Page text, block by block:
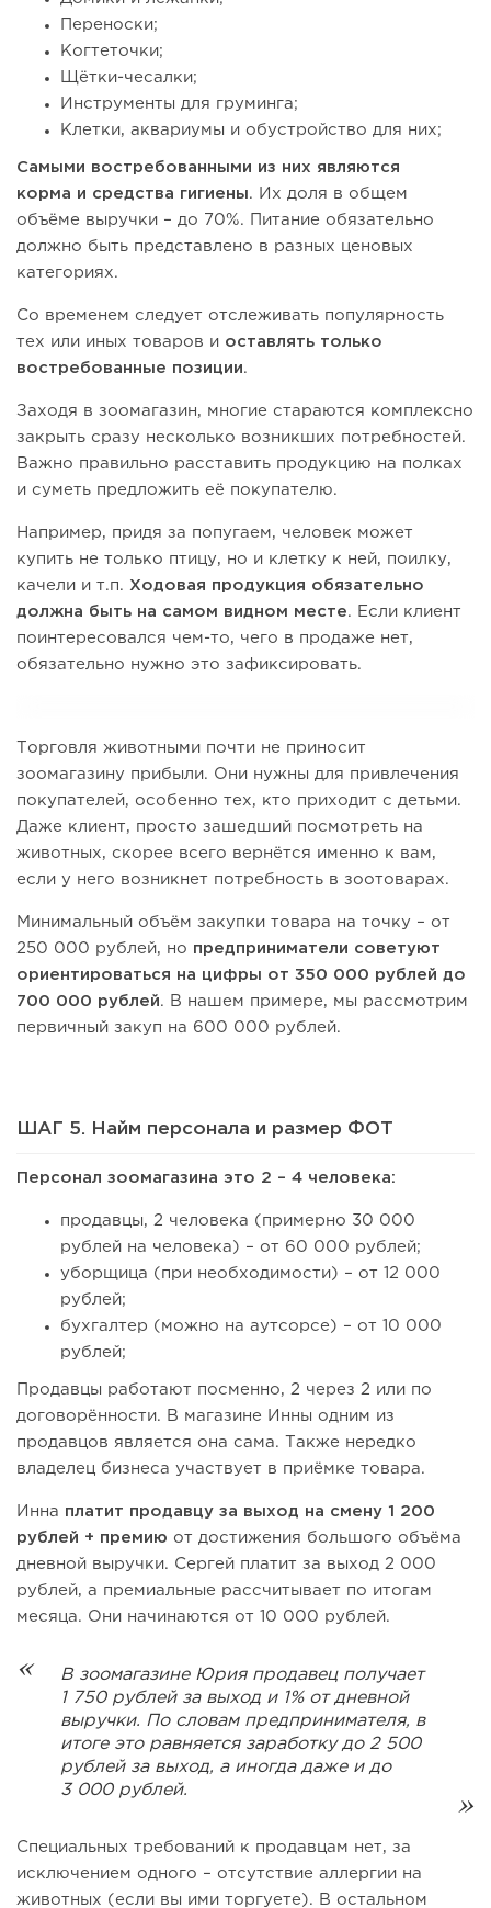
Переноски;
Когтеточки;
Щётки-чесалки;
Инструменты для груминга;
Клетки, аквариумы и обустройство для них;
Самыми востребованными из них являются
корма и средства гигиены. Их доля в общем
объёме выручки – до 70%. Питание обязательно
должно быть представлено в разных ценовых
категориях.
Со временем следует отслеживать популярность
тех или иных товаров и оставлять только
востребованные позиции.
Заходя в зоомагазин, многие стараются комплексно
закрыть сразу несколько возникших потребностей.
Важно правильно расставить продукцию на полках
и суметь предложить её покупателю.
Например, придя за попугаем, человек может
купить не только птицу, но и клетку к ней, поилку,
качели и т.п. Ходовая продукция обязательно
должна быть на самом видном месте. Если клиент
поинтересовался чем-то, чего в продаже нет,
обязательно нужно это зафиксировать.
Торговля животными почти не приносит
зоомагазину прибыли. Они нужны для привлечения
покупателей, особенно тех, кто приходит с детьми.
Даже клиент, просто зашедший посмотреть на
животных, скорее всего вернётся именно к вам,
если у него возникнет потребность в зоотоварах.
Минимальный объём закупки товара на точку – от
250 000 рублей, но предприниматели советуют
ориентироваться на цифры от 350 000 рублей до
700 000 рублей. В нашем примере, мы рассмотрим
первичный закуп на 600 000 рублей.
ШАГ 5. Найм персонала и размер ФОТ
Персонал зоомагазина это 2 – 4 человека:
продавцы, 2 человека (примерно 30 000
рублей на человека) – от 60 000 рублей;
уборщица (при необходимости) – от 12 000
рублей;
бухгалтер (можно на аутсорсе) – от 10 000
рублей;
Продавцы работают посменно, 2 через 2 или по
договорённости. В магазине Инны одним из
продавцов является она сама. Также нередко
владелец бизнеса участвует в приёмке товара.
Инна платит продавцу за выход на смену 1 200
рублей + премию от достижения большого объёма
дневной выручки. Сергей платит за выход 2 000
рублей, а премиальные рассчитывает по итогам
месяца. Они начинаются от 10 000 рублей.
В зоомагазине Юрия продавец получает
1 750 рублей за выход и 1% от дневной
выручки. По словам предпринимателя, в
итоге это равняется заработку до 2 500
рублей за выход, а иногда даже и до
3 000 рублей.
Специальных требований к продавцам нет, за
исключением одного – отсутствие аллергии на
животных (если вы ими торгуете). В остальном